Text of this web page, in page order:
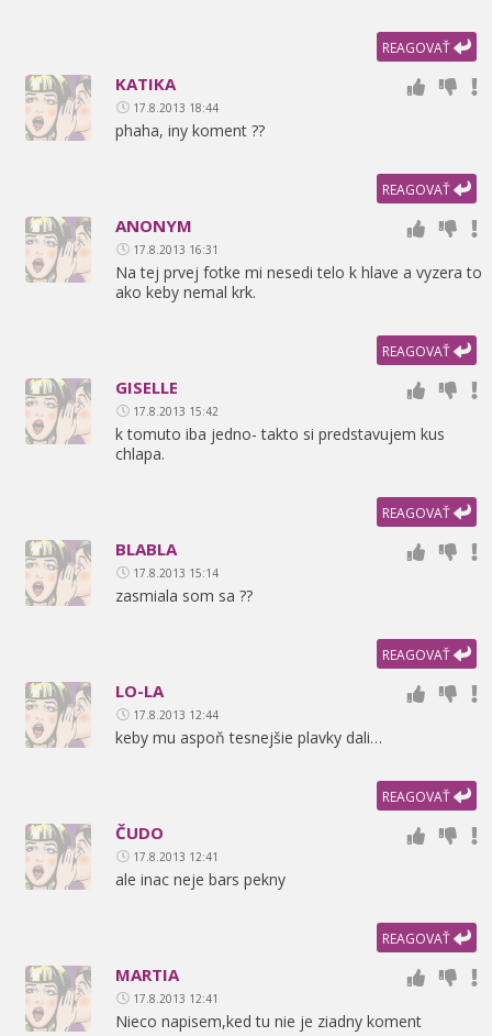
REAGOVAŤ
KATIKA
17.8.2013 18:44
phaha, iny koment ??
REAGOVAŤ
ANONYM
17.8.2013 16:31
Na tej prvej fotke mi nesedi telo k hlave a vyzera to
ako keby nemal krk.
REAGOVAŤ
GISELLE
17.8.2013 15:42
k tomuto iba jedno- takto si predstavujem kus
chlapa.
REAGOVAŤ
BLABLA
17.8.2013 15:14
zasmiala som sa ??
REAGOVAŤ
LO-LA
17.8.2013 12:44
keby mu aspoň tesnejšie plavky dali…
REAGOVAŤ
ČUDO
17.8.2013 12:41
ale inac neje bars pekny
REAGOVAŤ
MARTIA
17.8.2013 12:41
Nieco napisem,ked tu nie je ziadny koment